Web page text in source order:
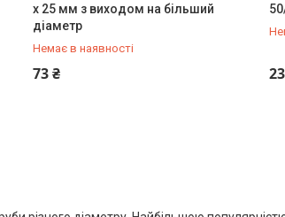
x 25 мм з виходом на більший
діаметр
Немає в наявності
73 ₴
+380 (67) 500-59-19